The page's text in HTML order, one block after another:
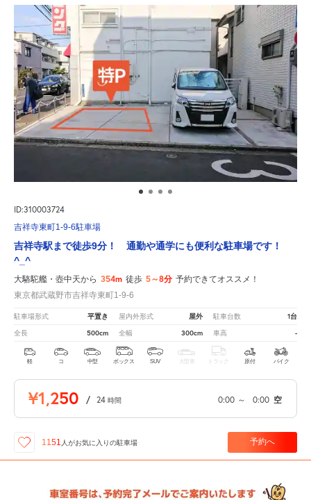
ID:310003724
吉祥寺東町1-9-6駐車場
吉祥寺駅まで徒歩9分！ 通勤や通学にも便利な駐車場です！
^_^
大駱駝艦・壺中天から 354m 徒歩 5～8分 予約できてオススメ！
東京都武蔵野市吉祥寺東町1-9-6
駐車場形式 平置き 屋内外形式 屋外 駐車台数 1台
全長 500cm 全幅 300cm 車高 -
軽 コ 中型 ボックス SUV 大型車 トラック 原付 バイク
¥1,250 / 24 時間 0:00 ～ 0:00 空
1151 人がお気に入りの駐車場 予約へ